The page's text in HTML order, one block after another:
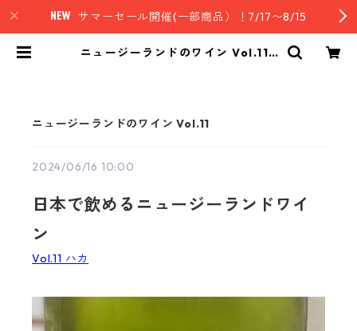
サマーセール開催(一部商品）！7/17〜8/15
ニュージーランドのワイン Vol.11 |
ニュージーランドのワイン Vol.11
2024/06/16 10:00
日本で飲めるニュージーランドワイ
ン
Vol.11 ハカ